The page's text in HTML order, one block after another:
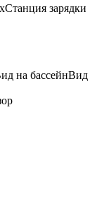
Cтанция зарядки
на бассейнВид